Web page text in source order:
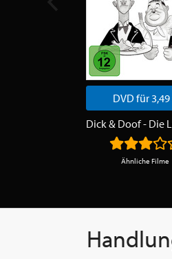
DVD für 3,49
Ähnliche Filme